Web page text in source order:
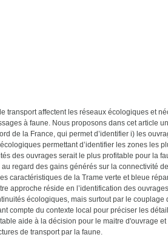
transport affectent les réseaux écologiques et
à faune. Nous proposons dans cet article
de la France, qui permet d’identifier i) les
permettant d’identifier les zones les
des ouvrages serait le plus profitable pour la
regard des gains générés sur la connectivité
caractéristiques de la Trame verte et bleue
approche réside en l’identification des
écologiques, mais surtout par le couplage
compte du contexte local pour préciser les
aide à la décision pour le maitre d'ouvrage
de transport par la faune.